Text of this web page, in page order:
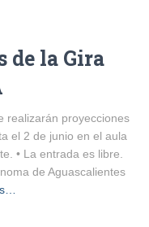
de la Gira
realizarán proyecciones
el 2 de junio en el aula
• La entrada es libre.
de Aguascalientes